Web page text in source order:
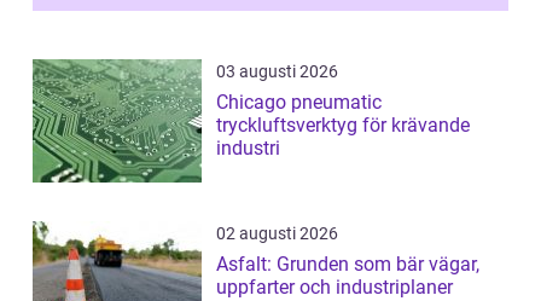
03 augusti 2026
Chicago pneumatic
tryckluftsverktyg för krävande
industri
02 augusti 2026
Asfalt: Grunden som bär vägar,
uppfarter och industriplaner